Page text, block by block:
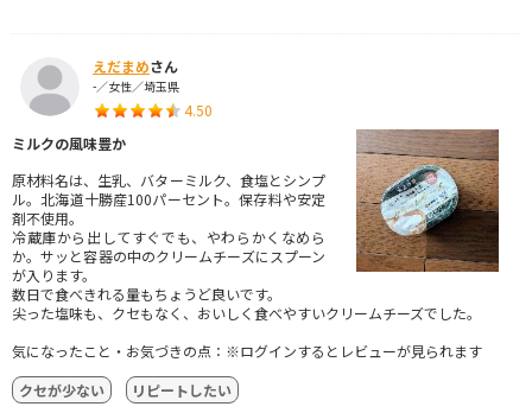
えだまめさん
-／女性／埼玉県
4.50
ミルクの風味豊か
原材料名は、生乳、バターミルク、食塩とシンプ
ル。北海道十勝産100パーセント。保存料や安定
剤不使用。
冷蔵庫から出してすぐでも、やわらかくなめら
か。サッと容器の中のクリームチーズにスプーン
が入ります。
数日で食べきれる量もちょうど良いです。
尖った塩味も、クセもなく、おいしく食べやすいクリームチーズでした。
気になったこと・お気づきの点：※ログインするとレビューが見られます
クセが少ない
リピートしたい